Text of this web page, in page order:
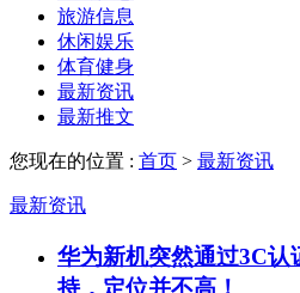
旅游信息
休闲娱乐
体育健身
最新资讯
最新推文
您现在的位置 : 首页 > 最新资讯
最新资讯
华为新机突然通过3C认
持，定位并不高！